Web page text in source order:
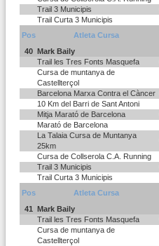
Trail 3 Municipis
Trail Curta 3 Municipis
Pos
Atleta Cursa
40 Mark Baily
Trail les Tres Fonts Masquefa
Cursa de muntanya de
Castellterçol
Barcelona Marxa Contra el Càncer
10 Km del Barri de Sant Antoni
Mitja Marató de Barcelona
Marató de Barcelona
La Talaia Cursa de Muntanya
25km
Cursa de Collserola C.A. Running
Trail 3 Municipis
Trail Curta 3 Municipis
Pos
Atleta Cursa
41 Mark Baily
Trail les Tres Fonts Masquefa
Cursa de muntanya de
Castellterçol